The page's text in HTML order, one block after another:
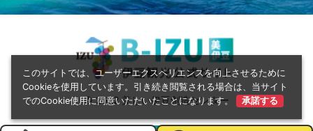
このサイトでは、ユーザーエクスペリエンスを向上させるために
Cookieを使用しています。引き続き閲覧される場合は、当サイト
でのCookie使用に同意いただいたことになります。
承諾する
© 2022 美しい伊豆創造センター